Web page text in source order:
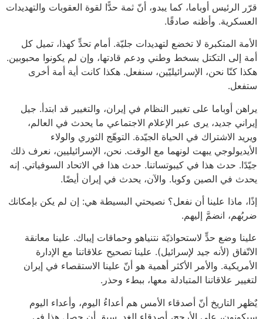
قرّر الرئيس أوباما، كما يبدو، أنّ ثمة حدًّا لقوة العقوبات والتهديدات
العسكرية. وأظنه صادقًا.
الأمة المتكبرة لا تخضع لتهديدات جليّة. أمام تحدٍّ كهذا، تميل كل
أمة إلى التكتل بسخط وطني ودعم قادتها، وإن لم يكونوا محبوبين.
هكذا كنّا نحن، الإسرائيليّين، سنفعل. هكذا كانت أية أمة أخرى
ستفعل.
يراهن أوباما على تغيير النظام في إيران، والتغيير قد ابتدأ. جيل
إيراني جديد، يرى عبر الإعلام الاجتماعي ما يحدث في العالم،
ويريد الاشتراك في الحياة الجيّدة. التوهّج الثوري والولاء
الأيديولوجي يبهت لونهما مع الوقت. نحن، الإسرائيليين، نعرف ذلك
جيّدًا. حدث هذا في كيبوتساتنا. حدث هذا في الاتحاد السوفياتي. إنه
يحدث في الصين وكوبا. والآن، يحدث في إيران أيضًا.
إذًا، ماذا علينا أن نفعل؟ نصيحتي البسيطة هي: إن لم يكن بإمكانك
ضربُهم، انضمَّ إليهم.
علينا وضع حدٍّ لاستحواذيّة نتنياهو وحماقات إيباك. علينا معانقة
الاتّفاق (لأنه جيد لإسرائيل). علينا تصحيح علاقاتنا مع الإدارة
الأمريكية. والأمر الأكثر أهمية هو أنّ علينا الاستقصاء في إيران
لتغيير علاقاتنا المتبادلة معها، ببطء وحذر.
يٌظهر التاريخ أنّ أصدقاء الأمس هم أعداءُ اليوم، وأعداء اليوم
سيكونون، على الأرجح، أصدقاء الغد. سبق أن حصل هذا في